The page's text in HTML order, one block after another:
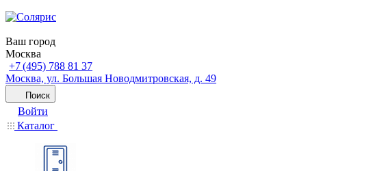
Ваш город
Москва
+7 (495) 788 81 37
Москва, ул. Большая Новодмитровская, д. 49
Поиск
Войти
Каталог